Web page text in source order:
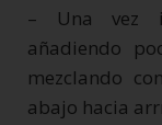
– Una vez
añadiendo
mezclando
abajo hacia